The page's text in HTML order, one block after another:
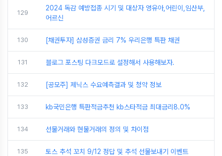
129
2024 독감 예방접종 시기 및 대상자 영유아,어린이,임산부,
어르신
130 [채권투자] 삼성증권 금리 7% 우리은행 특판 채권
131 블로그 포스팅 다크모드로 설정해서 사용해보자.
132 [공모주] 제닉스 수요예측결과 및 청약 정보
133 kb국민은행 특판적금추천 kb스타적금 최대금리8.0%
134 선물거래와 현물거래의 정의 및 차이점
135 토스 추석 꼬치 9/12 정답 및 추석 선물보내기 이벤트